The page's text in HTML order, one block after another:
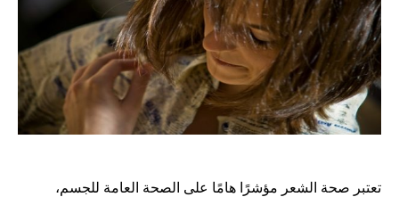
تعتبر صحة الشعر مؤشرًا هامًا على الصحة العامة للجسم،